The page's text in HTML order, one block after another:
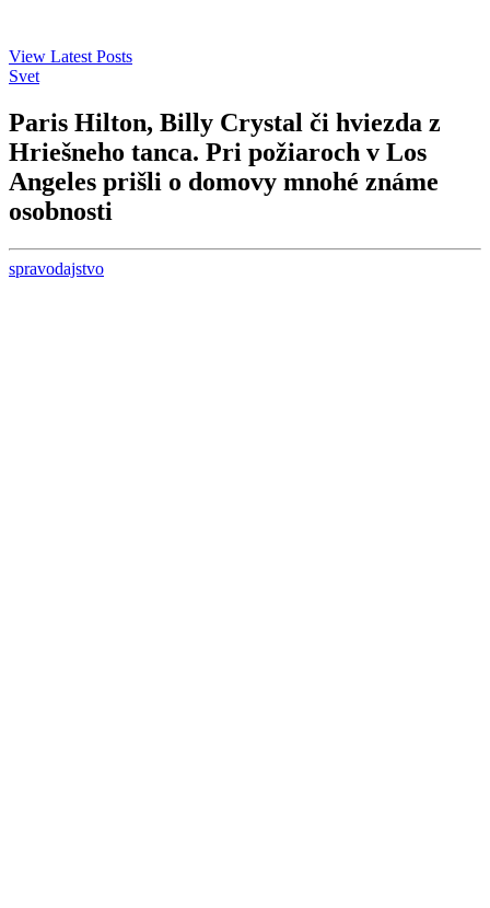
View Latest Posts
Svet
Paris Hilton, Billy Crystal či hviezda z
Hriešneho tanca. Pri požiaroch v Los
Angeles prišli o domovy mnohé známe
osobnosti
spravodajstvo